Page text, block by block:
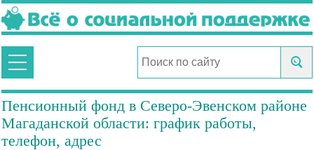
Пенсионный фонд в Северо-Эвенском районе
Магаданской области: график работы,
телефон, адрес